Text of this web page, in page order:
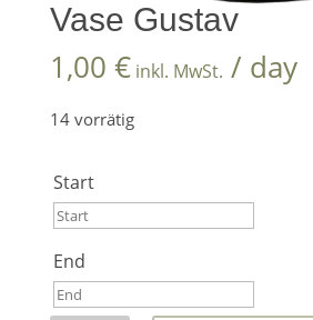
Vase Gustav
1,00 € inkl. MwSt. / day
14 vorrätig
Start
August
End